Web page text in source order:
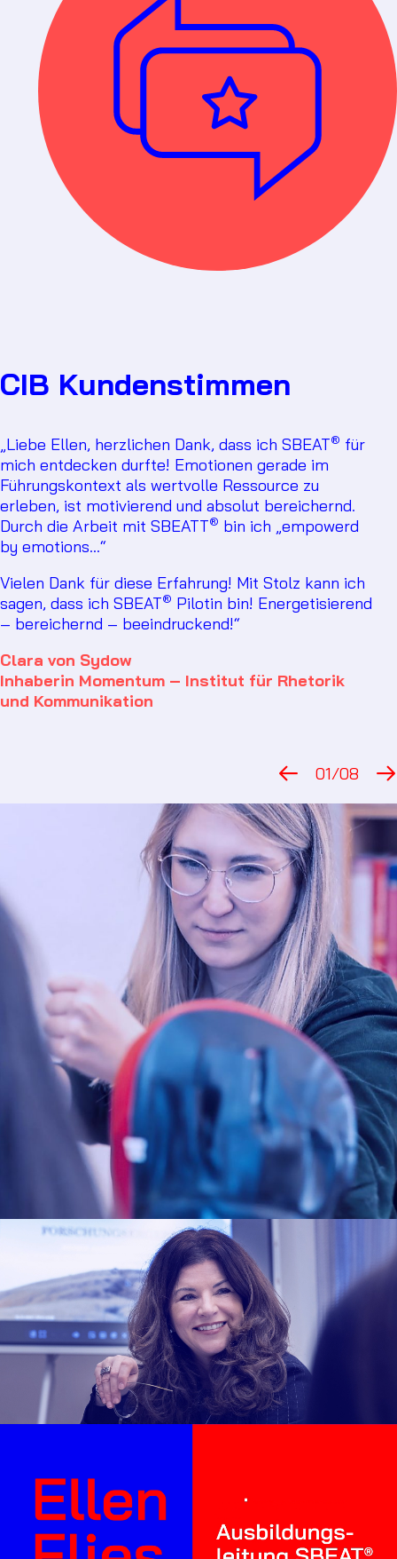
CIB Kundenstimmen
„Liebe Ellen, herzlichen Dank, dass ich SBEAT® für
mich entdecken durfte! Emotionen gerade im
Führungskontext als wertvolle Ressource zu
erleben, ist motivierend und absolut bereichernd.
Durch die Arbeit mit SBEATT® bin ich „empowerd
by emotions…“
Vielen Dank für diese Erfahrung! Mit Stolz kann ich
sagen, dass ich SBEAT® Pilotin bin! Energetisierend
– bereichernd – beeindruckend!“
Clara von Sydow
Inhaberin Momentum – Institut für Rhetorik
und Kommunikation
01 08